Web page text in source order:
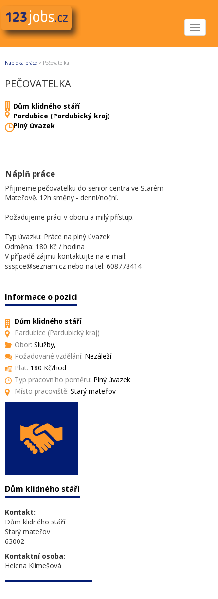
Toggle
Nabídka práce > Pečovatelka
PEČOVATELKA
Dům klidného stáří
Pardubice (Pardubický kraj)
Plný úvazek
Náplň práce
Přijmeme pečovatelku do senior centra ve Starém
Mateřově. 12h směny - denní/noční.
Požadujeme práci v oboru a milý přístup.
Typ úvazku: Práce na plný úvazek
Odměna: 180 Kč / hodina
V případě zájmu kontaktujte na e-mail:
ssspce@seznam.cz nebo na tel: 608778414
Informace o pozici
Dům klidného stáří
Pardubice (Pardubický kraj)
Obor: Služby,
Požadované vzdělání: Nezáleží
Plat: 180 Kč/hod
Typ pracovního poměru: Plný úvazek
Místo pracoviště: Starý mateřov
Dům klidného stáří
Kontakt:
Dům klidného stáří
Starý mateřov
63002
Kontaktní osoba:
Helena Klimešová